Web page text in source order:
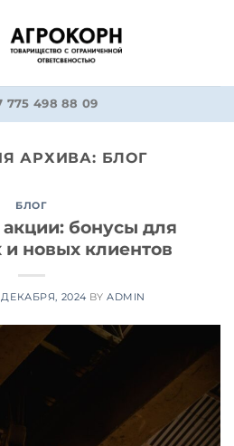
775 498 88 09
АРХИВА: БЛОГ
БЛОГ
бонусы для
и новых клиентов
ДЕКАБРЯ, 2024 BY ADMIN